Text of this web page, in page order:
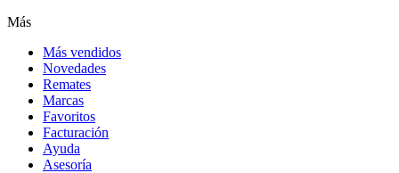
Más
Más vendidos
Novedades
Remates
Marcas
Favoritos
Facturación
Ayuda
Asesoría